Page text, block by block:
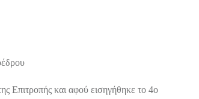
Επιτροπής και αφού εισηγήθηκε το 4ο